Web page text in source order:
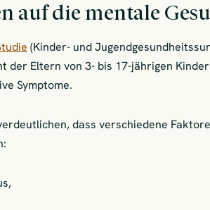
auf die mentale
(Kinder- und
der Eltern von 3- bis 17-jährigen
Symptome.
dass verschiedene